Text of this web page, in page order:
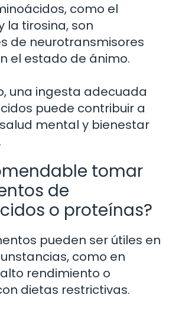
como el
la tirosina, son
de neurotransmisores
el estado de ánimo.
una ingesta adecuada
puede contribuir a
mental y bienestar
tomar
de
o proteínas?
pueden ser útiles en
como en
rendimiento o
dietas restrictivas.